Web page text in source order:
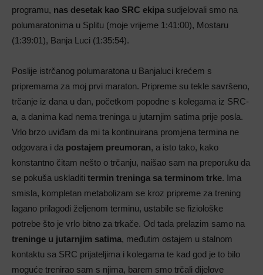
programu, nas desetak kao SRC ekipa sudjelovali smo na
polumaratonima u Splitu (moje vrijeme 1:41:00), Mostaru
(1:39:01), Banja Luci (1:35:54).
Poslije istrčanog polumaratona u Banjaluci krećem s
pripremama za moj prvi maraton. Pripreme su tekle savršeno,
trčanje iz dana u dan, početkom popodne s kolegama iz SRC-
a, a danima kad nema treninga u jutarnjim satima prije posla.
Vrlo brzo uviđam da mi ta kontinuirana promjena termina ne
odgovara i da postajem preumoran, a isto tako, kako
konstantno čitam nešto o trčanju, naišao sam na preporuku da
se pokuša uskladiti termin treninga sa terminom trke. Ima
smisla, kompletan metabolizam se kroz pripreme za trening
lagano prilagodi željenom terminu, ustabile se fiziološke
potrebe što je vrlo bitno za trkače. Od tada prelazim samo na
treninge u jutarnjim satima, međutim ostajem u stalnom
kontaktu sa SRC prijateljima i kolegama te kad god je to bilo
moguće trenirao sam s njima, barem smo trčali dijelove